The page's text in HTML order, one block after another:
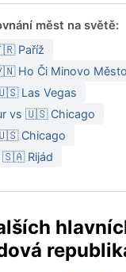
se hodí lehké,
bunda a
mrzne málokdy,
deštník, hlavně od
pro cestování
na podzim
kolem 20 °C a
oblasti je častá
– Suining tak bývá
deště sem
krátké a intenzivní.
měst na světě:
Paříž
Ho Či Minovo Město
Las Vegas
vs 🇺🇸 Chicago
Chicago
🇸🇦 Rijád